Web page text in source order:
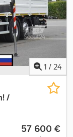
1 / 24
/
57 600 €